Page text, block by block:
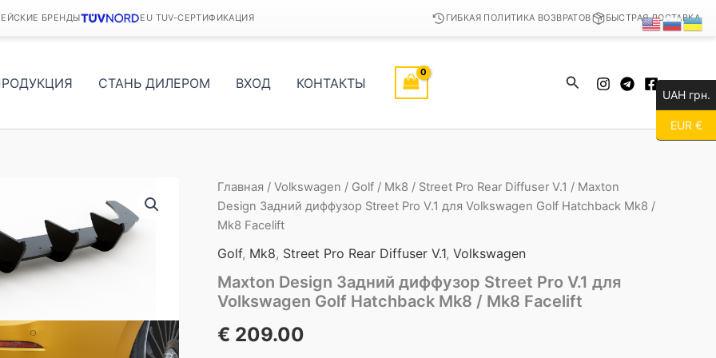
БРЕНДЫ EU TUV-СЕРТИФИКАЦИЯ ГИБКАЯ ПОЛИТИКА ВОЗВРАТОВ БЫСТРАЯ ДОСТАВКА
СТАНЬ ДИЛЕРОМ ВХОД КОНТАКТЫ Поиск
Главная / Volkswagen / Golf / Mk8 / Street Pro Rear Diffuser V.1 / Maxton
Design Задний диффузор Street Pro V.1 для Volkswagen Golf Hatchback Mk8 /
Mk8 Facelift
Golf, Mk8, Street Pro Rear Diffuser V.1, Volkswagen
Maxton Design Задний диффузор Street Pro V.1 для
Volkswagen Golf Hatchback Mk8 / Mk8 Facelift
€ 209.00
UAH грн.
EUR €